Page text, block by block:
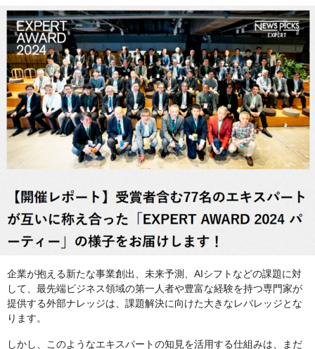
企業が抱える新たな事業創出、未来予測、AIシフトなどの課題に対
して、最先端ビジネス領域の第一人者や豊富な経験を持つ専門家が
提供する外部ナレッジは、課題解決に向けた大きなレバレッジとな
ります。
しかし、このようなエキスパートの知見を活用する仕組みは、まだ